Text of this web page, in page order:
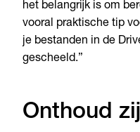
het belangrijk is om
vooral praktische tip
je bestanden in de
gescheeld.”
Onthoud